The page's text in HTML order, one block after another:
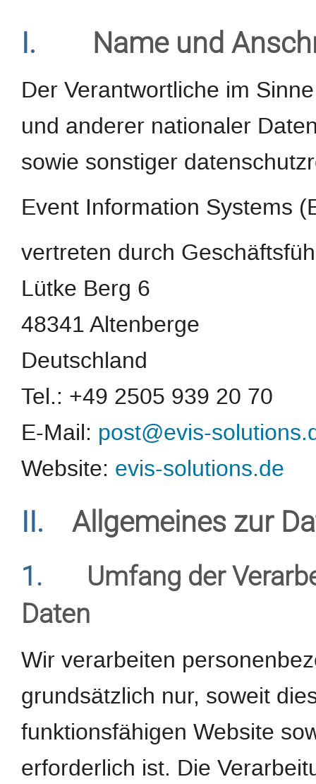
I. Name und
Der Verantwortliche im
und anderer nationaler
sowie sonstiger
Event Information Systems
vertreten durch
Lütke Berg 6
48341 Altenberge
Deutschland
Tel.: +49 2505 939 20 70
E-Mail: post@evis-
Website: evis-solutions.de
II. Allgemeines zur
1.
Umfang der
Daten
Wir verarbeiten
grundsätzlich nur, soweit
funktionsfähigen Website
erforderlich ist. Die